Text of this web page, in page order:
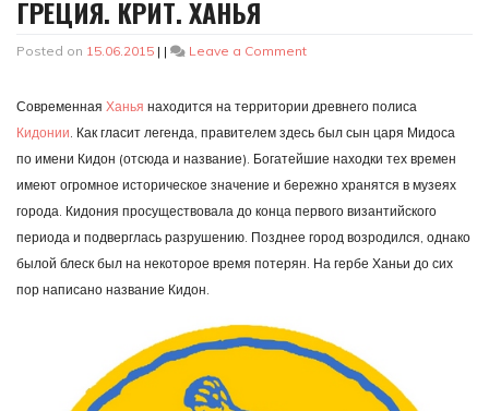
ГРЕЦИЯ. КРИТ. ХАНЬЯ
Posted on 15.06.2015 | | Leave a Commenton
Ханья
Современная Ханья находится на территории древнего полиса
Кидонии. Как гласит легенда, правителем здесь был сын царя Мидоса
по имени Кидон (отсюда и название). Богатейшие находки тех времен
имеют огромное историческое значение и бережно хранятся в музеях
города. Кидония просуществовала до конца первого византийского
периода и подверглась разрушению. Позднее город возродился, однако
былой блеск был на некоторое время потерян. На гербе Ханьи до сих
пор написано название Кидон.